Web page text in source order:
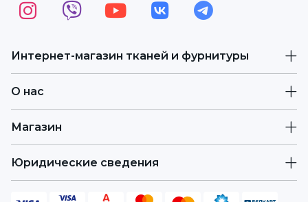
Интернет-магазин тканей и фурнитуры
О нас
Магазин
Юридические сведения